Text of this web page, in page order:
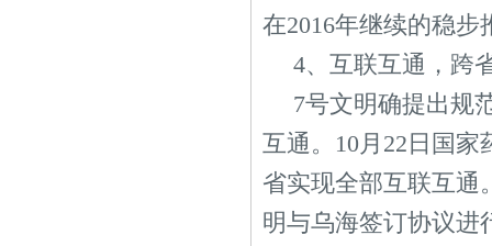
在2016年继续的稳步
4、互联互通，跨
7号文明确提出规
互通。10月22日国
省实现全部互联互通
明与乌海签订协议进